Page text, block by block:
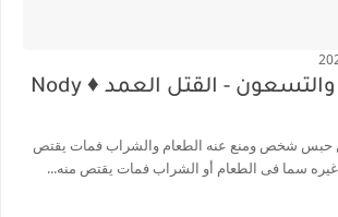
الدرس الثالث والتسعون - القتل العمد ♦️ Nody
شخص ومنع عنه الطعام والشراب فمات يقتص
فى الطعام أو الشراب فمات يقتص منه...